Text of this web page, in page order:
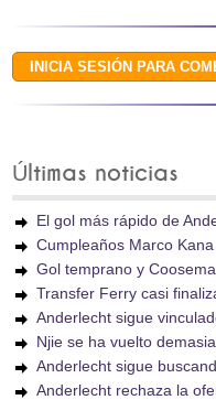
Últimas noticias
El gol más rápido de
Cumpleaños Marco Kana
Gol temprano y
Transfer Ferry casi
Anderlecht sigue
Njie se ha vuelto
Anderlecht sigue
Anderlecht rechaza la